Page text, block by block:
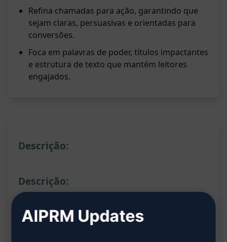
Refina chamadas para ação, garantindo que
sejam claras, persuasivas e orientadas para
conversões.
Foca em palavras de poder, títulos impactantes
e estrutura de texto que mantém leitores
engajados.
Descrição:
Descrição:
Este prompt é uma ferramenta poderosa de
melhoria de cópia de vendas. Ao preencher as
AIPRM Updates